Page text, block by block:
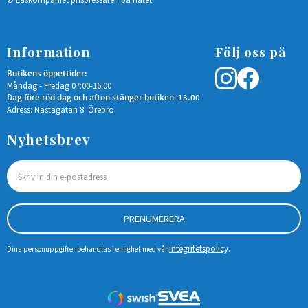
Information
Butikens öppettider:
Måndag - Fredag 07:00-16:00
Dag före röd dag och afton stänger butiken 13.00
Adress: Nastagatan 8 Örebro
Följ oss på
Nyhetsbrev
PRENUMERERA
Dina personuppgifter behandlas i enlighet med vårintegritetspolicy.